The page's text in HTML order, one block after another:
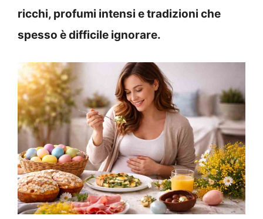
ricchi, profumi intensi e tradizioni che
spesso è difficile ignorare.